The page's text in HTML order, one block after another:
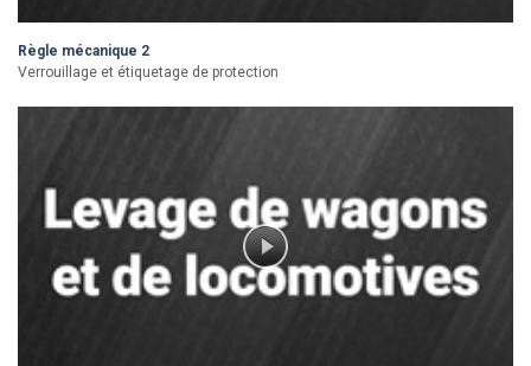
Règle mécanique 2
Verrouillage et étiquetage de protection